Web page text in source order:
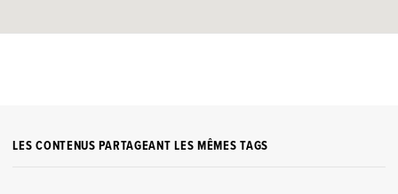
LES CONTENUS PARTAGEANT LES MÊMES TAGS